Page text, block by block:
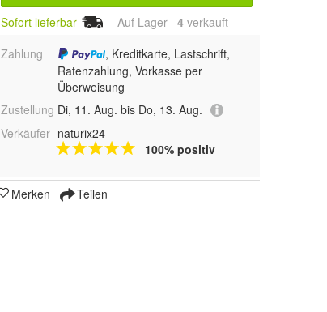
Sofort lieferbar Auf Lager 4 verkauft
Zahlung
, Kreditkarte, Lastschrift,
Ratenzahlung, Vorkasse per
Überweisung
Zustellung Di, 11. Aug. bis Do, 13. Aug.
Verkäufer naturix24
100% positiv
Merken Teilen